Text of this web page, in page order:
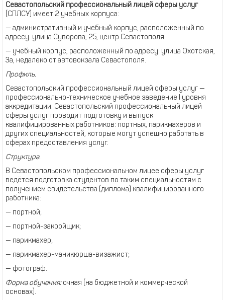
Севастопольский профессиональный лицей сферы услуг
(СПЛСУ) имеет 2 учебных корпуса:
— административный и учебный корпус, расположенный по
адресу: улица Суворова, 25, центр Севастополя.
— учебный корпус, расположенный по адресу: улица Охотская,
3а, недалеко от автовокзала Севастополя.
Профиль.
Севастопольский профессиональный лицей сферы услуг —
профессионально-техническое учебное заведение I уровня
аккредитации. Севастопольский профессиональный лицей
сферы услуг проводит подготовку и выпуск
квалифицированных работников: портных, парикмахеров и
других специальностей, которые могут успешно работать в
сферах предоставления услуг.
Структура.
В Севастопольском профессиональном лицее сферы услуг
ведётся подготовка студентов по таким специальностям с
получением свидетельства (диплома) квалифицированного
работника:
— портной;
— портной-закройщик;
— парикмахер;
— парикмахер-маникюрша-визажист;
— фотограф.
Форма обучения: очная (на бюджетной и коммерческой
основах).